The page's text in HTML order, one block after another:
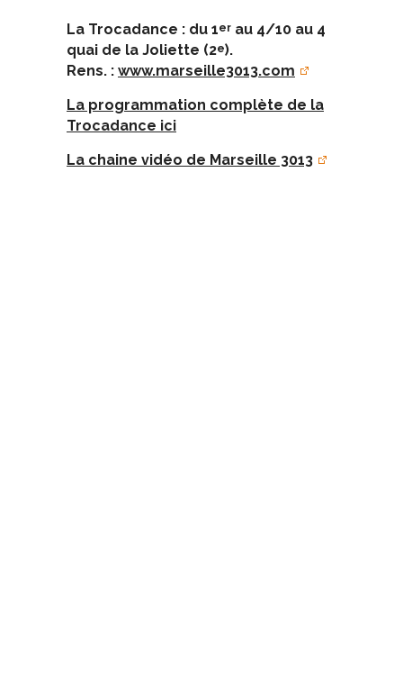
La Trocadance : du 1er au 4/10 au 4
quai de la Joliette (2e).
Rens. : www.marseille3013.com
La programmation complète de la
Trocadance ici
La chaine vidéo de Marseille 3013